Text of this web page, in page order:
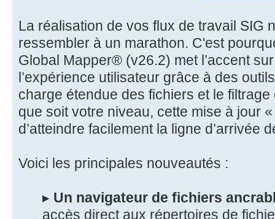
La réalisation de vos flux de travail SIG
ressembler à un marathon. C'est
Global Mapper® (v26.2) met l’accent
l’expérience utilisateur grâce à des
charge étendue des fichiers et le
que soit votre niveau, cette mise à jour
d’atteindre facilement la ligne d’arrivée
Voici les principales nouveautés :
▸ Un navigateur de fichiers
accès direct aux répertoires de